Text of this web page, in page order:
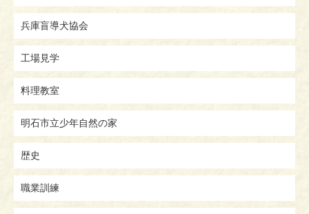
兵庫盲導犬協会
工場見学
料理教室
明石市立少年自然の家
歴史
職業訓練